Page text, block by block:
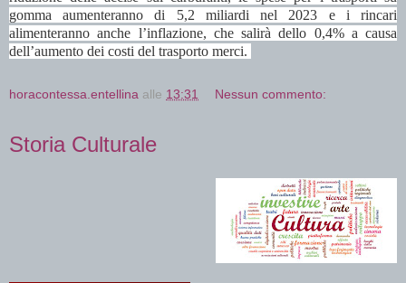
gomma aumenteranno di 5,2 miliardi nel 2023 e i rincari
alimenteranno anche l’inflazione, che salirà dello 0,4% a causa
dell’aumento dei costi del trasporto merci.
horacontessa.entellina alle 13:31 Nessun commento:
Storia Culturale